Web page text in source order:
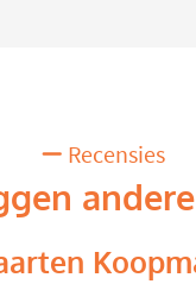
Recensies